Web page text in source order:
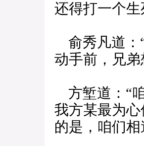
还得打一个
俞秀凡道：
动手前，兄
方堑道：“
我方某最为
的是，咱们